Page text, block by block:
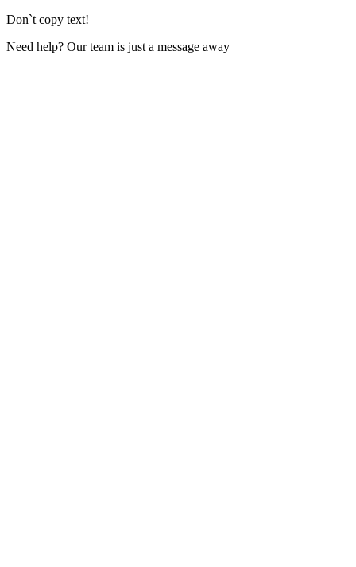
Don`t copy text!
Need help? Our team is just a message away